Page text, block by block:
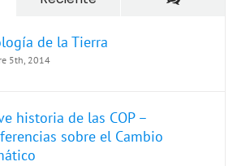
de la Tierra
5th, 2014
historia de las COP –
sobre el Cambio